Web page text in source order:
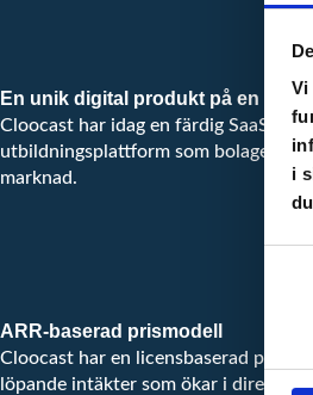
Vi
i
En unik digital produkt på en
Cloocast har idag en färdig SaaS-
utbildningsplattform som bolaget
marknad.
ARR-baserad prismodell
Cloocast har en licensbaserad
löpande intäkter som ökar i direkt